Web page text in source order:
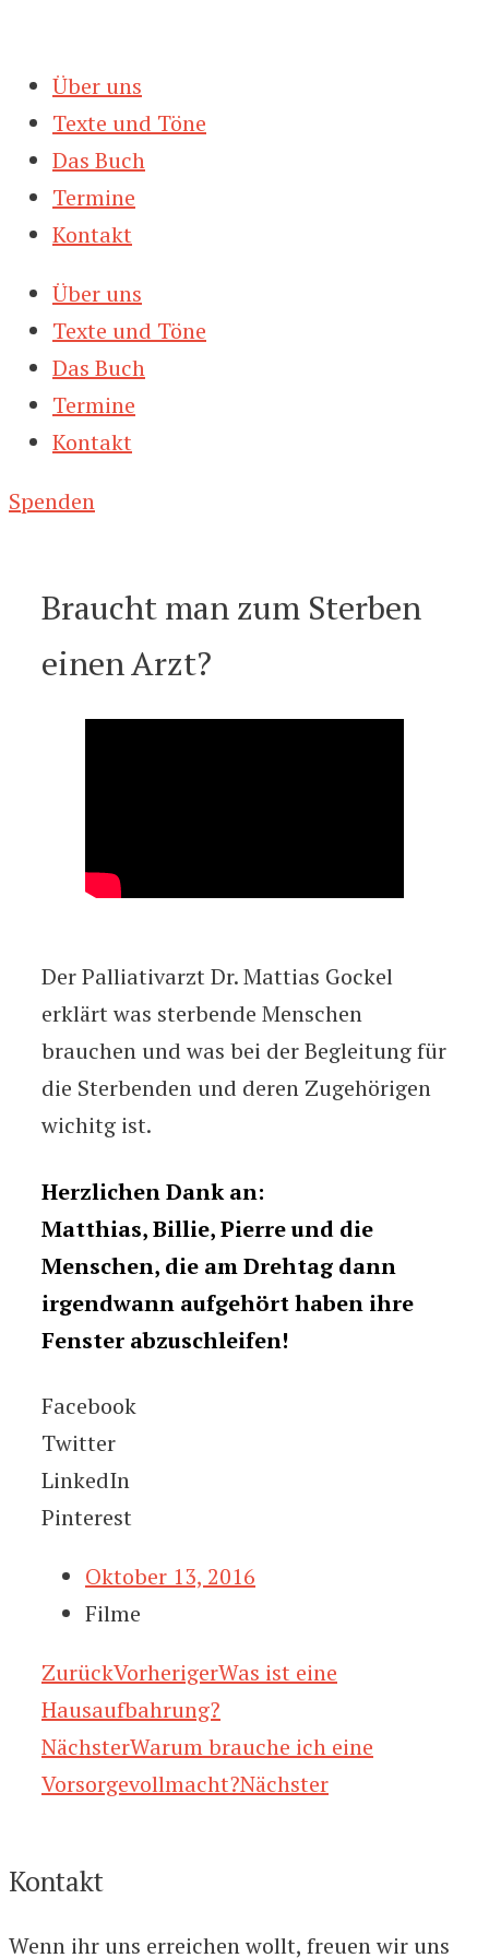
springen
Über uns
Texte und Töne
Das Buch
Termine
Kontakt
Über uns
Texte und Töne
Das Buch
Termine
Kontakt
Spenden
Braucht man zum Sterben
einen Arzt?
Der Palliativarzt Dr. Mattias Gockel
erklärt was sterbende Menschen
brauchen und was bei der Begleitung für
die Sterbenden und deren Zugehörigen
wichitg ist.
Herzlichen Dank an:
Matthias, Billie, Pierre und die
Menschen, die am Drehtag dann
irgendwann aufgehört haben ihre
Fenster abzuschleifen!
Facebook
Twitter
LinkedIn
Pinterest
Oktober 13, 2016
Filme
ZurückVorherigerWas ist eine
Hausaufbahrung?
NächsterWarum brauche ich eine
Vorsorgevollmacht?Nächster
Kontakt
Wenn ihr uns erreichen wollt, freuen wir uns